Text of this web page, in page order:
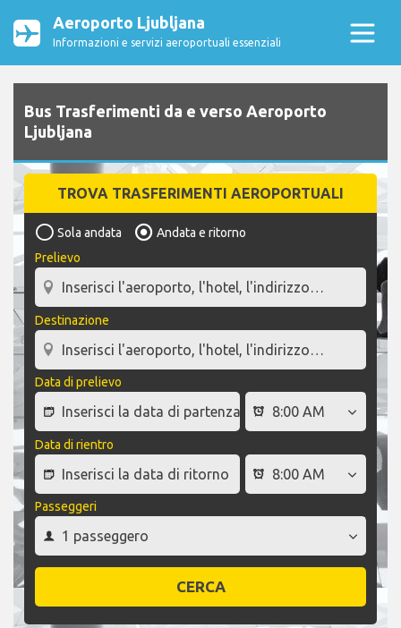
Aeroporto Ljubljana
Informazioni e servizi aeroportuali essenziali
Bus Trasferimenti da e verso Aeroporto
Ljubljana
TROVA TRASFERIMENTI AEROPORTUALI
Sola andata
Andata e ritorno
Prelievo
Destinazione
Data di prelievo
Data di rientro
Passeggeri
CERCA